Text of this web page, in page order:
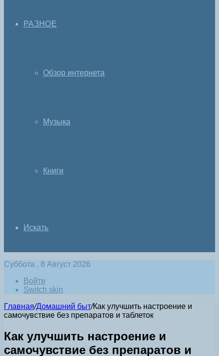
РАЗНОЕ
Обзор интернета
Музыка
Книги
Искать
Суббота , 8 Август 2026
Войти
Switch skin
Главная/Домашний быт/Как улучшить настроение и
самочувствие без препаратов и таблеток
Как улучшить настроение и
самочувствие без препаратов и